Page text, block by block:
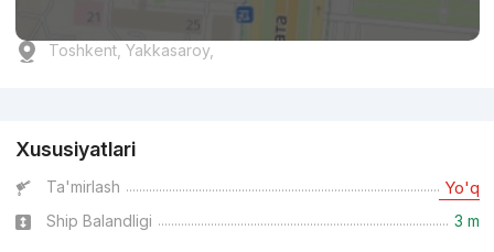
Toshkent, Yakkasaroy,
Xususiyatlari
Ta'mirlash Yo'q
Ship Balandligi 3 m